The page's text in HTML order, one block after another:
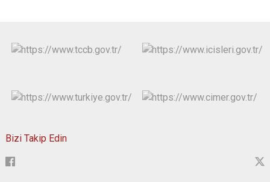
Bizi Takip Edin